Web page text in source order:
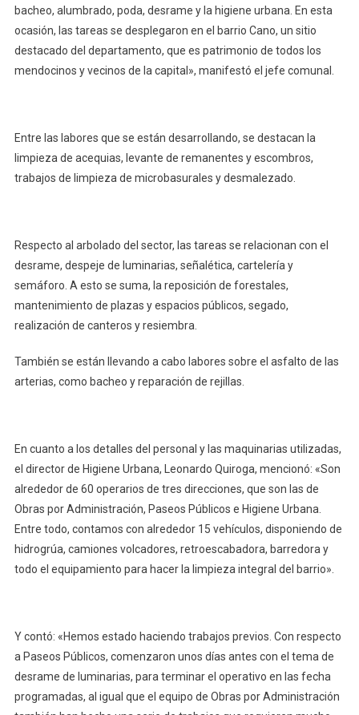
bacheo, alumbrado, poda, desrame y la higiene urbana. En esta
ocasión, las tareas se desplegaron en el barrio Cano, un sitio
destacado del departamento, que es patrimonio de todos los
mendocinos y vecinos de la capital», manifestó el jefe comunal.
Entre las labores que se están desarrollando, se destacan la
limpieza de acequias, levante de remanentes y escombros,
trabajos de limpieza de microbasurales y desmalezado.
Respecto al arbolado del sector, las tareas se relacionan con el
desrame, despeje de luminarias, señalética, cartelería y
semáforo. A esto se suma, la reposición de forestales,
mantenimiento de plazas y espacios públicos, segado,
realización de canteros y resiembra.
También se están llevando a cabo labores sobre el asfalto de las
arterias, como bacheo y reparación de rejillas.
En cuanto a los detalles del personal y las maquinarias utilizadas,
el director de Higiene Urbana, Leonardo Quiroga, mencionó: «Son
alrededor de 60 operarios de tres direcciones, que son las de
Obras por Administración, Paseos Públicos e Higiene Urbana.
Entre todo, contamos con alrededor 15 vehículos, disponiendo de
hidrogrúa, camiones volcadores, retroescabadora, barredora y
todo el equipamiento para hacer la limpieza integral del barrio».
Y contó: «Hemos estado haciendo trabajos previos. Con respecto
a Paseos Públicos, comenzaron unos días antes con el tema de
desrame de luminarias, para terminar el operativo en las fecha
programadas, al igual que el equipo de Obras por Administración